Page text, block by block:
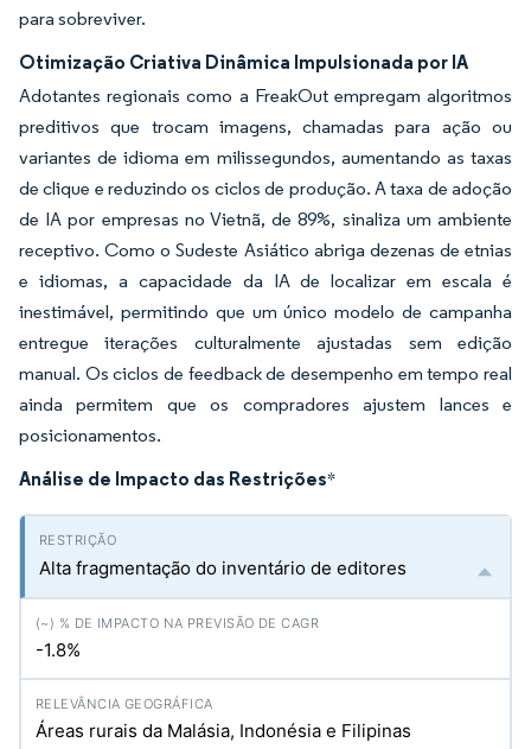
para sobreviver.
Otimização Criativa Dinâmica Impulsionada por IA
Adotantes regionais como a FreakOut empregam algoritmos
preditivos que trocam imagens, chamadas para ação ou
variantes de idioma em milissegundos, aumentando as taxas
de clique e reduzindo os ciclos de produção. A taxa de adoção
de IA por empresas no Vietnã, de 89%, sinaliza um ambiente
receptivo. Como o Sudeste Asiático abriga dezenas de etnias
e idiomas, a capacidade da IA de localizar em escala é
inestimável, permitindo que um único modelo de campanha
entregue iterações culturalmente ajustadas sem edição
manual. Os ciclos de feedback de desempenho em tempo real
ainda permitem que os compradores ajustem lances e
posicionamentos.
Análise de Impacto das Restrições*
Alta fragmentação do inventário de editores
-1.8%
Áreas rurais da Malásia, Indonésia e Filipinas